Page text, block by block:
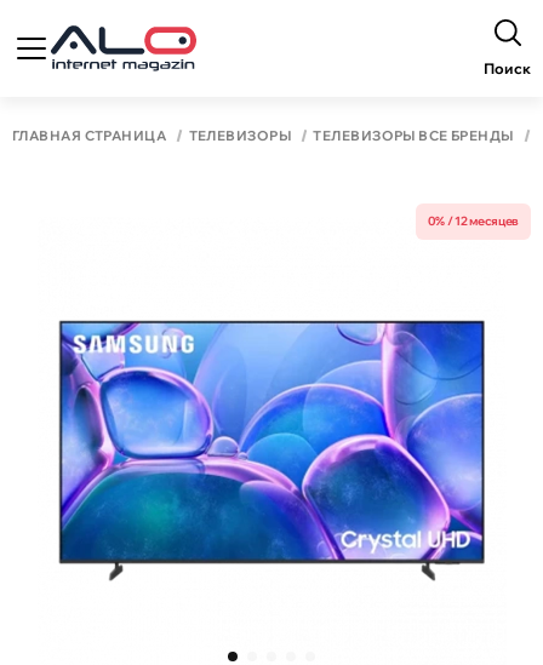
Поиск
ГЛАВНАЯ СТРАНИЦА ТЕЛЕВИЗОРЫ ТЕЛЕВИЗОРЫ ВСЕ БРЕНДЫ
0% / 12 месяцев